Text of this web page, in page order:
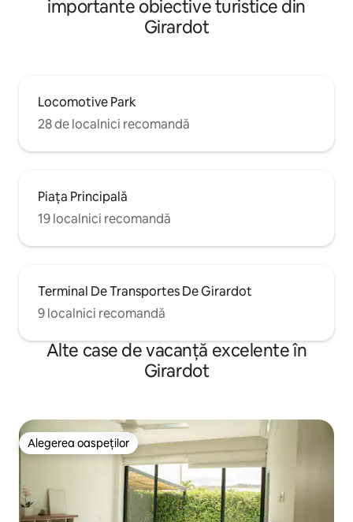
importante obiective turistice din
Girardot
Locomotive Park
28 de localnici recomandă
Piața Principală
19 localnici recomandă
Terminal De Transportes De Girardot
9 localnici recomandă
Alte case de vacanță excelente în
Girardot
Alegerea oaspeților
Alegerea oaspeților